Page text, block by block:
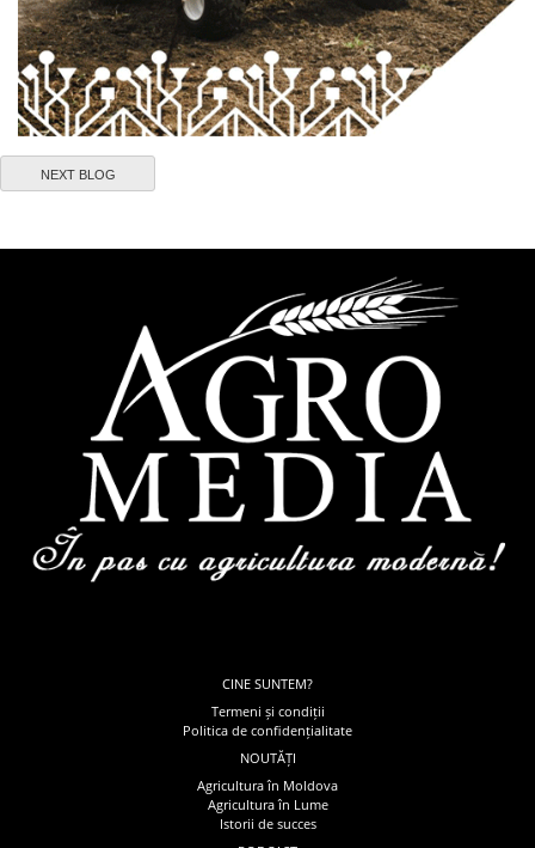
NEXT BLOG
CINE SUNTEM?
Termeni și condiții
Politica de confidențialitate
NOUTĂȚI
Agricultura în Moldova
Agricultura în Lume
Istorii de succes